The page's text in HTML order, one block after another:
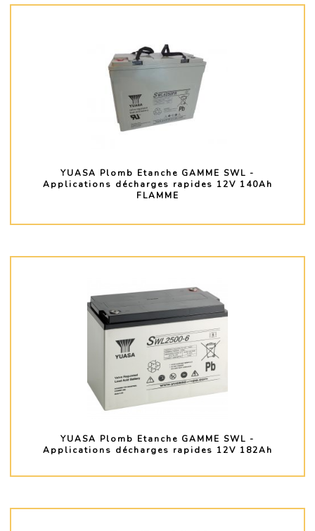
YUASA Plomb Etanche GAMME SWL -
Applications décharges rapides 12V 140Ah
FLAMME
YUASA Plomb Etanche GAMME SWL -
Applications décharges rapides 12V 182Ah